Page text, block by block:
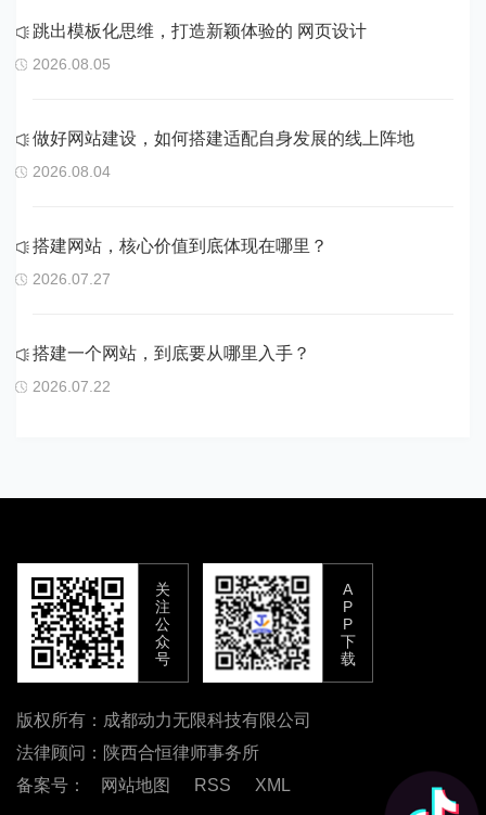
跳出模板化思维，打造新颖体验的 网页设计
2026.08.05
做好网站建设，如何搭建适配自身发展的线上阵地
2026.08.04
搭建网站，核心价值到底体现在哪里？
2026.07.27
搭建一个网站，到底要从哪里入手？
2026.07.22
关
注
公
众
号
A
P
P
下
载
版权所有：成都动力无限科技有限公司
法律顾问：陕西合恒律师事务所
备案号：
网站地图 RSS XML